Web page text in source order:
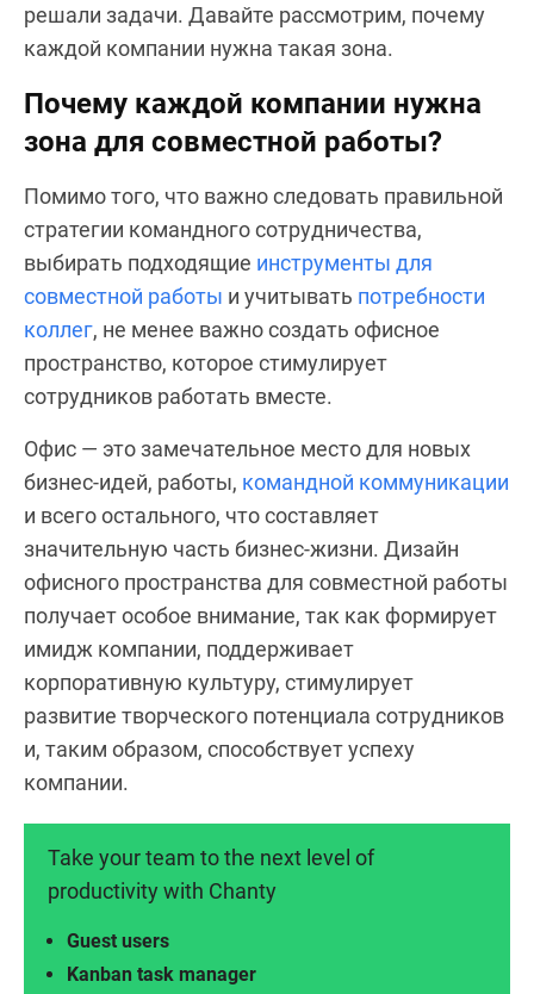
решали задачи. Давайте рассмотрим, почему
каждой компании нужна такая зона.
Почему каждой компании нужна
зона для совместной работы?
Помимо того, что важно следовать правильной
стратегии командного сотрудничества,
выбирать подходящие инструменты для
совместной работы и учитывать потребности
коллег, не менее важно создать офисное
пространство, которое стимулирует
сотрудников работать вместе.
Офис — это замечательное место для новых
бизнес-идей, работы, командной коммуникации
и всего остального, что составляет
значительную часть бизнес-жизни. Дизайн
офисного пространства для совместной работы
получает особое внимание, так как формирует
имидж компании, поддерживает
корпоративную культуру, стимулирует
развитие творческого потенциала сотрудников
и, таким образом, способствует успеху
компании.
Take your team to the next level of
productivity with Chanty
Kanban task manager
Guest users